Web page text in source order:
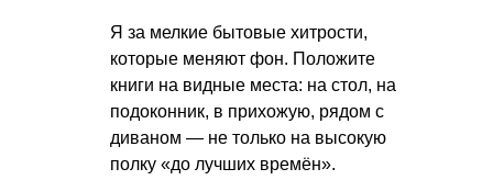
Я за мелкие бытовые хитрости,
которые меняют фон. Положите
книги на видные места: на стол, на
подоконник, в прихожую, рядом с
диваном — не только на высокую
полку «до лучших времён».